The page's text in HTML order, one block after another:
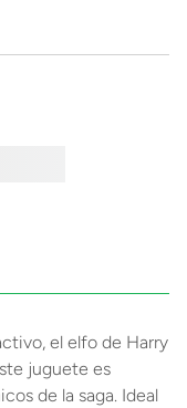
el elfo de Harry
juguete es
de la saga. Ideal